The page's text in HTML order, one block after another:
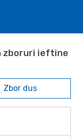
zboruri ieftine
Zbor dus